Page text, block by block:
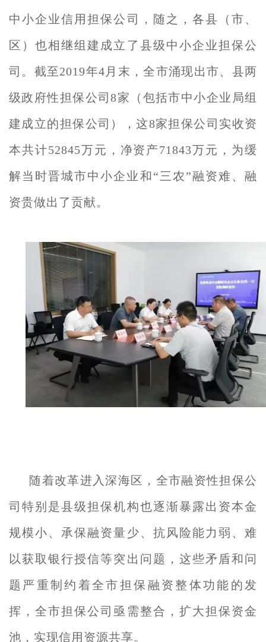
中小企业信用担保公司，随之，各县（市、
区）也相继组建成立了县级中小企业担保公
司。截至2019年4月末，全市涌现出市、县两
级政府性担保公司8家（包括市中小企业局组
建成立的担保公司），这8家担保公司实收资
本共计52845万元，净资产71843万元，为缓
解当时晋城市中小企业和“三农”融资难、融
资贵做出了贡献。
随着改革进入深海区，全市融资性担保公
司特别是县级担保机构也逐渐暴露出资本金
规模小、承保融资量少、抗风险能力弱、难
以获取银行授信等突出问题，这些矛盾和问
题严重制约着全市担保融资整体功能的发
挥，全市担保公司亟需整合，扩大担保资金
池，实现信用资源共享。